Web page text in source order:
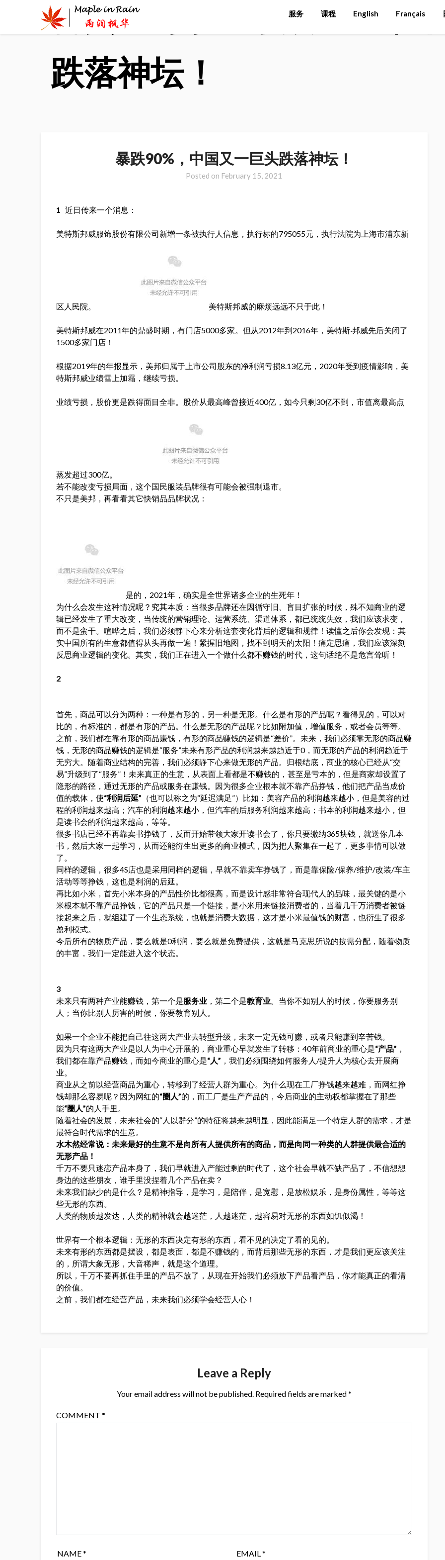
content
服务 课程 English Français
首页>
暴跌90%，
跌落神坛！
暴跌90%，中国又一巨头跌落神坛！
Posted on February 15, 2021
1 近日传来一个消息：
美特斯邦威服饰股份有限公司新增一条被执行人信息，执行标的795055元，执行法院为上海市浦东新
区人民院。 美特斯邦威的麻烦远远不只于此！
美特斯邦威在2011年的鼎盛时期，有门店5000多家。但从2012年到2016年，美特斯·邦威先后关闭了
1500多家门店！
根据2019年的年报显示，美邦归属于上市公司股东的净利润亏损8.13亿元，2020年受到疫情影响，美
特斯邦威业绩雪上加霜，继续亏损。
业绩亏损，股价更是跌得面目全非。股价从最高峰曾接近400亿，如今只剩30亿不到，市值离最高点
蒸发超过300亿。
若不能改变亏损局面，这个国民服装品牌很有可能会被强制退市。
不只是美邦，再看看其它快销品品牌状况：
是的，2021年，确实是全世界诸多企业的生死年！
为什么会发生这种情况呢？究其本质：当很多品牌还在因循守旧、盲目扩张的时候，殊不知商业的逻
辑已经发生了重大改变，当传统的营销理论、运营系统、渠道体系，都已统统失效，我们应该求变，
而不是蛮干。喧哗之后，我们必须静下心来分析这套变化背后的逻辑和规律！读懂之后你会发现：其
实中国所有的生意都值得从头再做一遍！紧握旧地图，找不到明天的太阳！痛定思痛，我们应该深刻
反思商业逻辑的变化。其实，我们正在进入一个做什么都不赚钱的时代，这句话绝不是危言耸听！
2
首先，商品可以分为两种：一种是有形的，另一种是无形。什么是有形的产品呢？看得见的，可以对
比的，有标准的，都是有形的产品。什么是无形的产品呢？比如附加值，增值服务，或者会员等等。
之前，我们都在靠有形的商品赚钱，有形的商品赚钱的逻辑是“差价”。未来，我们必须靠无形的商品赚
钱，无形的商品赚钱的逻辑是“服务”未来有形产品的利润越来越趋近于0，而无形的产品的利润趋近于
无穷大。随着商业结构的完善，我们必须静下心来做无形的产品。归根结底，商业的核心已经从“交
易”升级到了“服务”！未来真正的生意，从表面上看都是不赚钱的，甚至是亏本的，但是商家却设置了
隐形的路径，通过无形的产品或服务在赚钱。因为很多企业根本就不靠产品挣钱，他们把产品当成价
值的载体，使“利润后延” （也可以称之为“延迟满足”）比如：美容产品的利润越来越小，但是美容的过
程的利润越来越高；汽车的利润越来越小，但汽车的后服务利润越来越高；书本的利润越来越小，但
是读书会的利润越来越高，等等。
很多书店已经不再靠卖书挣钱了，反而开始带领大家开读书会了，你只要缴纳365块钱，就送你几本
书，然后大家一起学习，从而还能衍生出更多的商业模式，因为把人聚集在一起了，更多事情可以做
了。
同样的逻辑，很多4S店也是采用同样的逻辑，早就不靠卖车挣钱了，而是靠保险/保养/维护/改装/车主
活动等等挣钱，这也是利润的后延。
再比如小米，首先小米本身的产品性价比都很高，而是设计感非常符合现代人的品味，最关键的是小
米根本就不靠产品挣钱，它的产品只是一个链接，是小米用来链接消费者的，当着几千万消费者被链
接起来之后，就组建了一个生态系统，也就是消费大数据，这才是小米最值钱的财富，也衍生了很多
盈利模式。
今后所有的物质产品，要么就是0利润，要么就是免费提供，这就是马克思所说的按需分配，随着物质
的丰富，我们一定能进入这个状态。
3
未来只有两种产业能赚钱，第一个是服务业 ，第二个是教育业。当你不如别人的时候，你要服务别
人；当你比别人厉害的时候，你要教育别人。
如果一个企业不能把自己往这两大产业去转型升级，未来一定无钱可赚，或者只能赚到辛苦钱。
因为只有这两大产业是以人为中心开展的，商业重心早就发生了转移：40年前商业的重心是“产品” ，
我们都在靠产品赚钱，而如今商业的重心是“人” ，我们必须围绕如何服务人/提升人为核心去开展商
业。
商业从之前以经营商品为重心，转移到了经营人群为重心。为什么现在工厂挣钱越来越难，而网红挣
钱却那么容易呢？因为网红的“圈人”的，而工厂是生产产品的，今后商业的主动权都掌握在了那些
能“圈人”的人手里。
随着社会的发展，未来社会的“人以群分”的特征将越来越明显，因此能满足一个特定人群的需求，才是
最符合时代需求的生意。
水木然经常说：未来最好的生意不是向所有人提供所有的商品，而是向同一种类的人群提供最合适的
无形产品！
千万不要只迷恋产品本身了，我们早就进入产能过剩的时代了，这个社会早就不缺产品了，不信想想
身边的这些朋友，谁手里没捏着几个产品在卖？
未来我们缺少的是什么？是精神指导，是学习，是陪伴，是宽慰，是放松娱乐，是身份属性，等等这
些无形的东西。
人类的物质越发达，人类的精神就会越迷茫，人越迷茫，越容易对无形的东西如饥似渴！
世界有一个根本逻辑：无形的东西决定有形的东西，看不见的决定了看的见的。
未来有形的东西都是摆设，都是表面，都是不赚钱的，而背后那些无形的东西，才是我们更应该关注
的，所谓大象无形，大音稀声，就是这个道理。
所以，千万不要再抓住手里的产品不放了，从现在开始我们必须放下产品看产品，你才能真正的看清
的价值。
之前，我们都在经营产品，未来我们必须学会经营人心！
Leave a Reply
Your email address will not be published. Required fields are marked*
COMMENT*
NAME* EMAIL*